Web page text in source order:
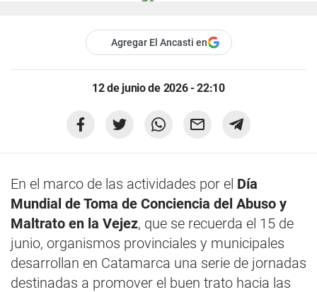
Agregar El Ancasti en
12 de junio de 2026 - 22:10
En el marco de las actividades por el Día
Mundial de Toma de Conciencia del Abuso y
Maltrato en la Vejez, que se recuerda el 15 de
junio, organismos provinciales y municipales
desarrollan en Catamarca una serie de jornadas
destinadas a promover el buen trato hacia las